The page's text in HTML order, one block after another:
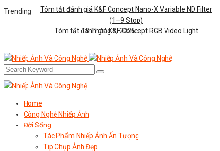
Trending
Tóm tắt đánh giá K&F Concept Nano-X Variable ND Filter
(1–9 Stop)
Tóm tắt đánh giá K&F Concept RGB Video Light
8 Tháng 8, 2026
Home
Công Nghệ Nhiếp Ảnh
Đời Sống
Tác Phẩm Nhiếp Ảnh Ấn Tượng
Tip Chụp Ảnh Đẹp